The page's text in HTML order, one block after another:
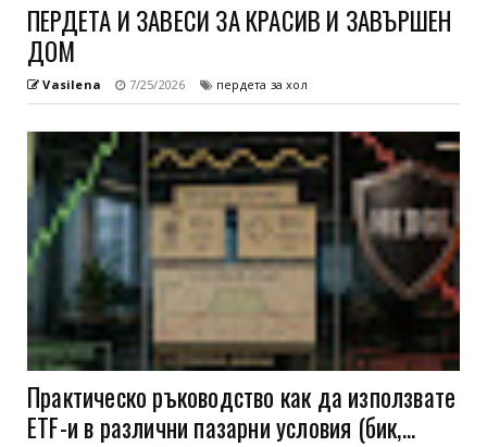
ПЕРДЕТА И ЗАВЕСИ ЗА КРАСИВ И ЗАВЪРШЕН
ДОМ
Vasilena 7/25/2026 пердета за хол
Практическо ръководство как да използвате
ETF-и в различни пазарни условия (бик,...